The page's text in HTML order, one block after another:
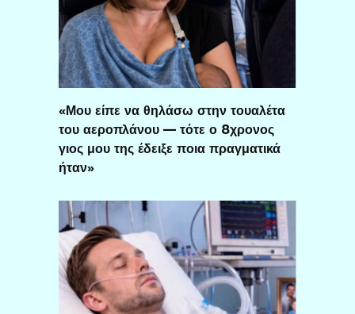
«Μου είπε να θηλάσω στην τουαλέτα
του αεροπλάνου — τότε ο 8χρονος
γιος μου της έδειξε ποια πραγματικά
ήταν»